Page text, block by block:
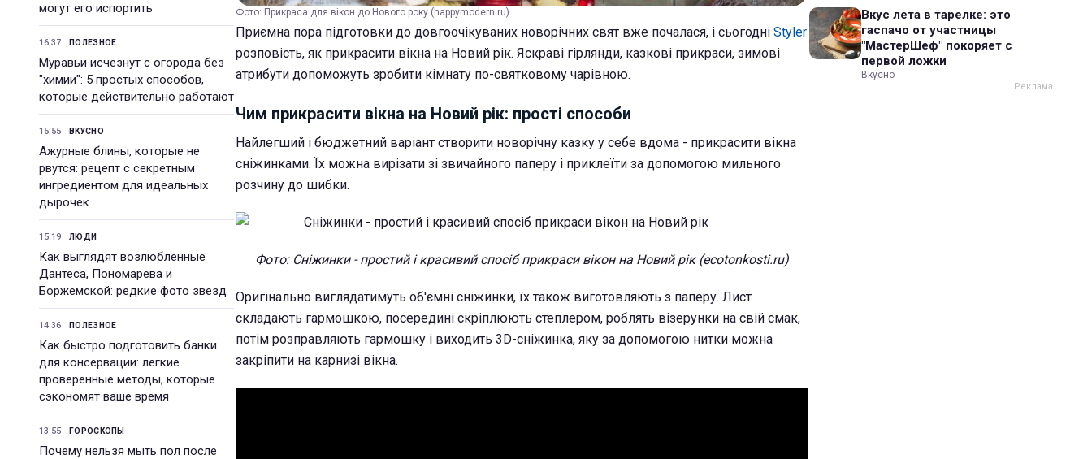
могут его испортить
16:37 ПОЛЕЗНОЕ
Муравьи исчезнут с огорода без
"химии": 5 простых способов,
которые действительно работают
15:55 ВКУСНО
Ажурные блины, которые не
рвутся: рецепт с секретным
ингредиентом для идеальных
дырочек
15:19 ЛЮДИ
Как выглядят возлюбленные
Дантеса, Пономарева и
Боржемской: редкие фото звезд
14:36 ПОЛЕЗНОЕ
Как быстро подготовить банки
для консервации: легкие
проверенные методы, которые
сэкономят ваше время
13:55 ГОРОСКОПЫ
Почему нельзя мыть пол после
Фото: Прикраса для вікон до Нового року (happymodern.ru)
Приємна пора підготовки до довгоочікуваних новорічних свят вже почалася, і сьогодні Styler
розповість, як прикрасити вікна на Новий рік. Яскраві гірлянди, казкові прикраси, зимові
атрибути допоможуть зробити кімнату по-святковому чарівною.
Чим прикрасити вікна на Новий рік: прості способи
Найлегший і бюджетний варіант створити новорічну казку у себе вдома - прикрасити вікна
сніжинками. Їх можна вирізати зі звичайного паперу і приклеїти за допомогою мильного
розчину до шибки.
Фото: Сніжинки - простий і красивий спосіб прикраси вікон на Новий рік (ecotonkosti.ru)
Оригінально виглядатимуть об'ємні сніжинки, їх також виготовляють з паперу. Лист
складають гармошкою, посередині скріплюють степлером, роблять візерунки на свій смак,
потім розправляють гармошку і виходить 3D-сніжинка, яку за допомогою нитки можна
закріпити на карнизі вікна.
Вкус лета в тарелке: это
гаспачо от участницы
"МастерШеф" покоряет с
первой ложки
Вкусно